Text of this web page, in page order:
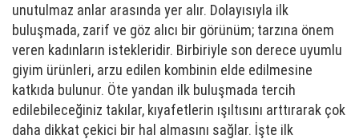
unutulmaz anlar arasında yer alır. Dolayısıyla ilk
buluşmada, zarif ve göz alıcı bir görünüm; tarzına önem
veren kadınların istekleridir. Birbiriyle son derece uyumlu
giyim ürünleri, arzu edilen kombinin elde edilmesine
katkıda bulunur. Öte yandan ilk buluşmada tercih
edilebileceğiniz takılar, kıyafetlerin ışıltısını arttırarak çok
daha dikkat çekici bir hal almasını sağlar. İşte ilk